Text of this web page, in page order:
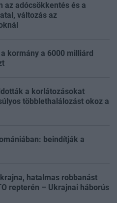
az adócsökkentés és a
változás az
kormány a 6000 milliárd
a korlátozásokat
többlethalálozást okoz a
beindítják a
hatalmas robbanást
repterén – Ukrajnai háborús